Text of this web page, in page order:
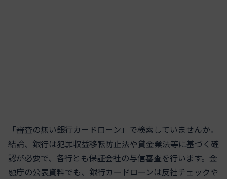
「審査の無い銀行カードローン」で検索していませんか。
結論、銀行は犯罪収益移転防止法や貸金業法等に基づく確
認が必要で、各行とも保証会社の与信審査を行います。金
融庁の公表資料でも、銀行カードローンは反社チェックや